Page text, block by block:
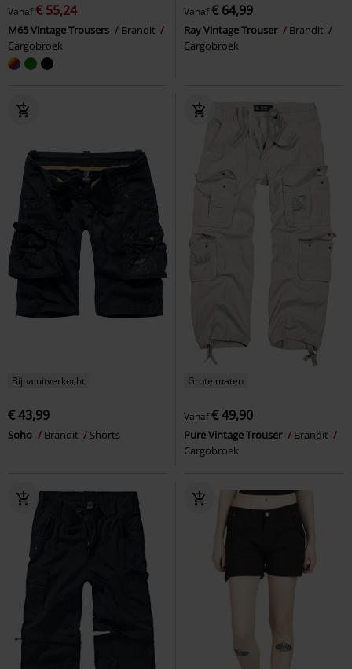
Vanaf€ 55,24
M65 Vintage Trousers
Brandit
Cargobroek
Vanaf€ 64,99
Ray Vintage Trouser
Brandit
Cargobroek
Bijna uitverkocht
€ 43,99
Soho Brandit Shorts
Grote maten
Vanaf€ 49,90
Pure Vintage Trouser
Brandit
Cargobroek